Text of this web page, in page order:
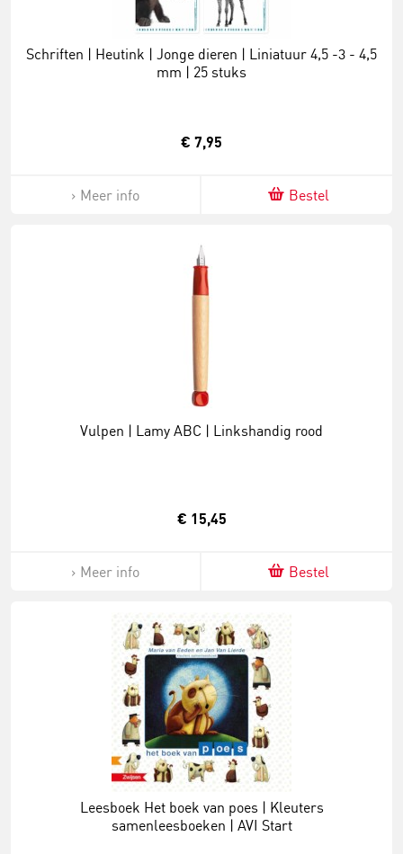
Schriften | Heutink | Jonge dieren | Liniatuur 4,5 -3 - 4,5
mm | 25 stuks
€ 7,95
Meer info Bestel
Vulpen | Lamy ABC | Linkshandig rood
€ 15,45
Meer info Bestel
Leesboek Het boek van poes | Kleuters
samenleesboeken | AVI Start